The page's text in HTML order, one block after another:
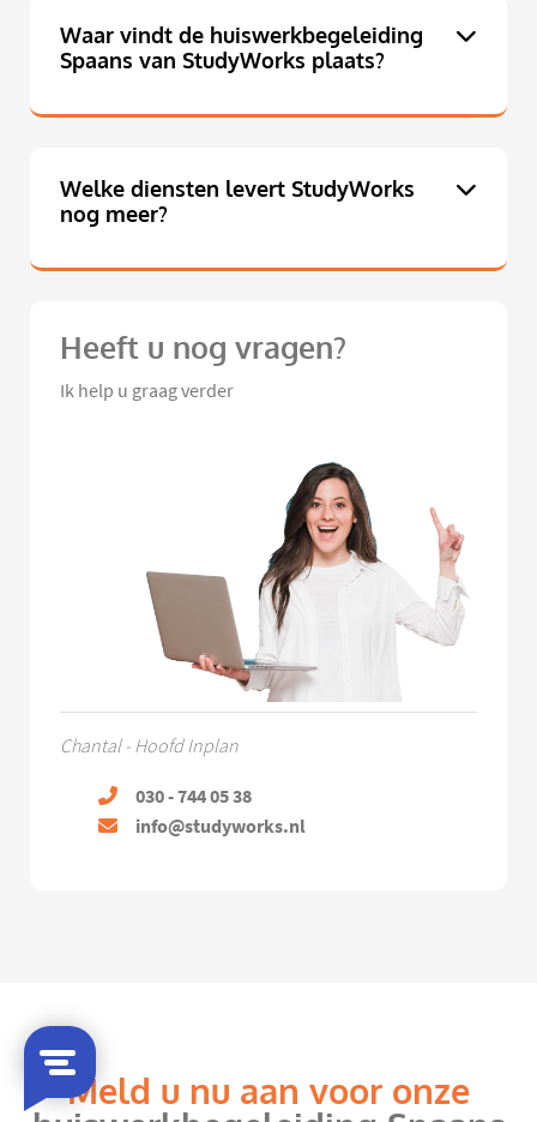
Waar vindt de huiswerkbegeleiding
Spaans van StudyWorks plaats?
Welke diensten levert StudyWorks
nog meer?
Heeft u nog vragen?
Ik help u graag verder
Chantal - Hoofd Inplan
030 - 744 05 38
info@studyworks.nl
Meld u nu aan voor onze